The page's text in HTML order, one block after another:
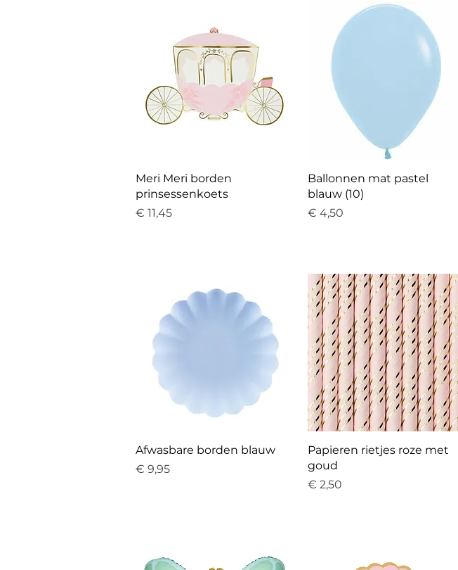
Snel overzicht
Meri Meri borden
prinsessenkoets
Prijs
€ 11,45
Snel overzicht
Ballonnen mat pastel
blauw (10)
Prijs
€ 4,50
Snel overzicht
Afwasbare borden blauw
Prijs
€ 9,95
Snel overzicht
Papieren rietjes roze met
goud
Prijs
€ 2,50